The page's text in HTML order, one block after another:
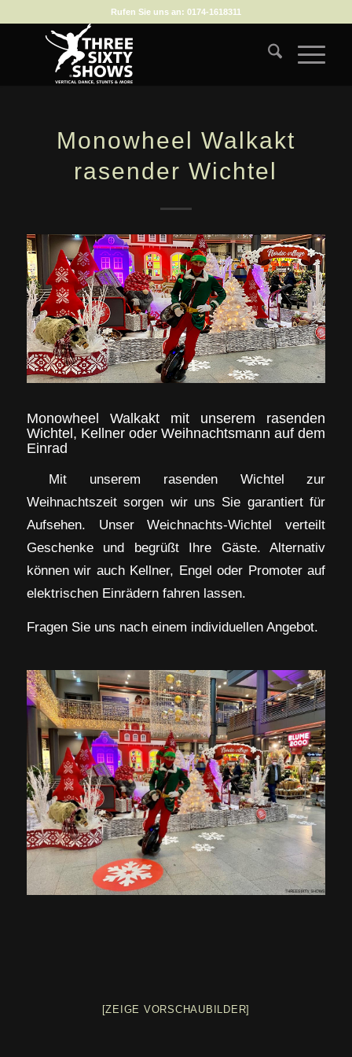
Rufen Sie uns an: 0174-1618311
Monowheel Walkakt
rasender Wichtel
Monowheel Walkakt mit unserem rasenden
Wichtel, Kellner oder Weihnachtsmann auf dem
Einrad
Mit unserem rasenden Wichtel zur
Weihnachtszeit sorgen wir uns Sie garantiert für
Aufsehen. Unser Weichnachts-Wichtel verteilt
Geschenke und begrüßt Ihre Gäste. Alternativ
können wir auch Kellner, Engel oder Promoter auf
elektrischen Einrädern fahren lassen.
Fragen Sie uns nach einem individuellen Angebot.
[ZEIGE VORSCHAUBILDER]